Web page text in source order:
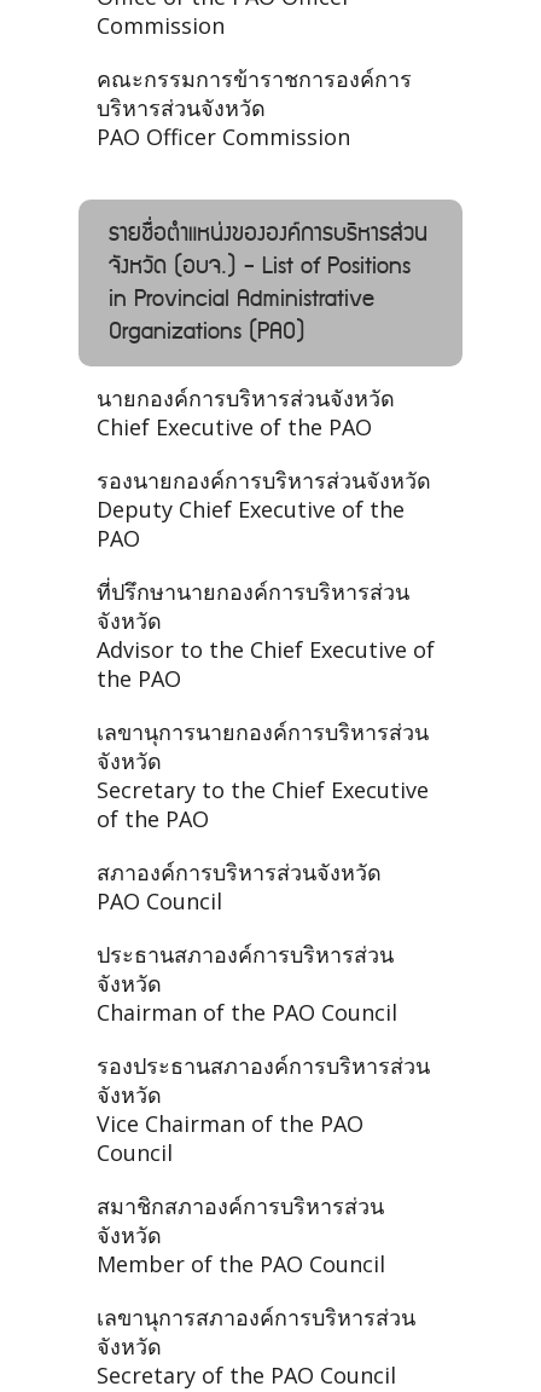
Commission
คณะกรรมการข้าราชการองค์การ
บริหารส่วนจังหวัด
PAO Officer Commission
รายชื่อตำแหน่งขององค์การบริหารส่วน
จังหวัด (อบจ.) - List of Positions
in Provincial Administrative
Organizations (PAO)
นายกองค์การบริหารส่วนจังหวัด
Chief Executive of the PAO
รองนายกองค์การบริหารส่วนจังหวัด
Deputy Chief Executive of the
PAO
ที่ปรึกษานายกองค์การบริหารส่วน
จังหวัด
Advisor to the Chief Executive of
the PAO
เลขานุการนายกองค์การบริหารส่วน
จังหวัด
Secretary to the Chief Executive
of the PAO
สภาองค์การบริหารส่วนจังหวัด
PAO Council
ประธานสภาองค์การบริหารส่วน
จังหวัด
Chairman of the PAO Council
รองประธานสภาองค์การบริหารส่วน
จังหวัด
Vice Chairman of the PAO
Council
สมาชิกสภาองค์การบริหารส่วน
จังหวัด
Member of the PAO Council
เลขานุการสภาองค์การบริหารส่วน
จังหวัด
Secretary of the PAO Council